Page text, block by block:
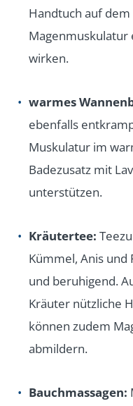
Handtuch auf dem
wirken.
warmes
ebenfalls
Muskulatur im
Badezusatz mit
unterstützen.
Kräutertee:
Kümmel, Anis
und beruhigend.
Kräuter nützliche
können zudem
abmildern.
Bauchmassagen: